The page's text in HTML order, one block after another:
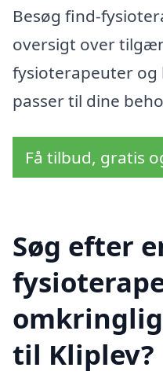
Besøg find-
oversigt over
fysioterapeuter
passer til dine
Få tilbud, gratis
Søg efter
til Kliplev?